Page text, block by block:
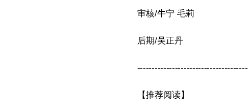
审核/牛宁 毛莉
后期/吴正丹
--------------------------------------
【推荐阅读】